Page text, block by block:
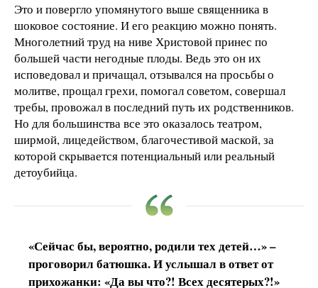
Это и повергло упомянутого выше священника в
шоковое состояние. И его реакцию можно понять.
Многолетний труд на ниве Христовой принес по
большей части негодные плоды. Ведь это он их
исповедовал и причащал, отзывался на просьбы о
молитве, прощал грехи, помогал советом, совершал
требы, провожал в последний путь их родственников.
Но для большинства все это оказалось театром,
ширмой, лицедейством, благочестивой маской, за
которой скрывается потенциальный или реальный
детоубийца.
«Сейчас бы, вероятно, родили тех детей…» –
проговорил батюшка. И услышал в ответ от
прихожанки: «Да вы что?! Всех десятерых?!»